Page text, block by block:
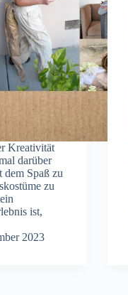
Kreativität
darüber
dem Spaß zu
zu
ist,
2023